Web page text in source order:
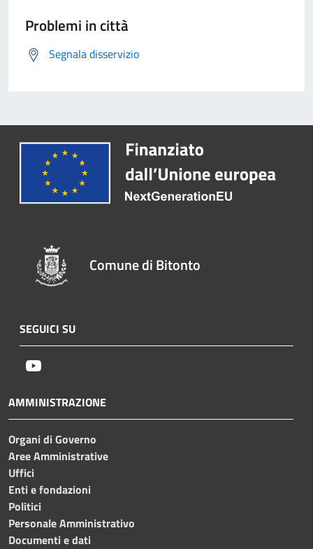
Problemi in città
Segnala disservizio
Comune di Bitonto
SEGUICI SU
AMMINISTRAZIONE
Organi di Governo
Aree Amministrative
Uffici
Enti e fondazioni
Politici
Personale Amministrativo
Documenti e dati